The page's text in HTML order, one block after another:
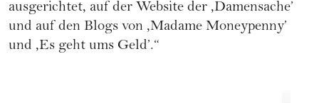
ausgerichtet, auf der Website der ,Damensache’
und auf den Blogs von ,Madame Moneypenny’
und ,Es geht ums Geld’.“